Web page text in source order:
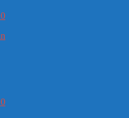
0
0